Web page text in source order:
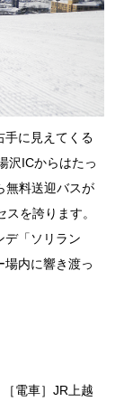
手に見えてくる
沢ICからはたっ
無料送迎バスが
を誇ります。
デ「ソリラン
場内に響き渡っ
電車］JR上越